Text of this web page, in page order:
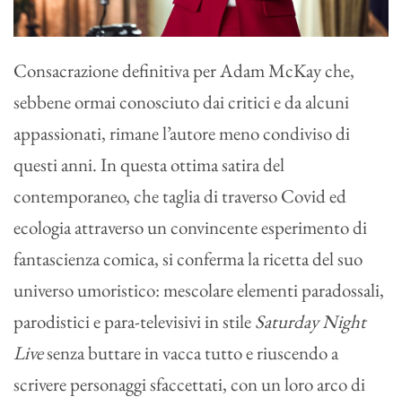
Consacrazione definitiva per Adam McKay che,
sebbene ormai conosciuto dai critici e da alcuni
appassionati, rimane l’autore meno condiviso di
questi anni. In questa ottima satira del
contemporaneo, che taglia di traverso Covid ed
ecologia attraverso un convincente esperimento di
fantascienza comica, si conferma la ricetta del suo
universo umoristico: mescolare elementi paradossali,
parodistici e para-televisivi in stileSaturday Night
Livesenza buttare in vacca tutto e riuscendo a
scrivere personaggi sfaccettati, con un loro arco di